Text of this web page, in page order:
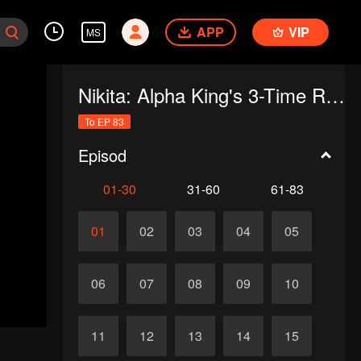
MS APP VIP
Nikita: Alpha King's 3-Time Rejected Mate
To EP 83
Episod
01-30 31-60 61-83
01 02 03 04 05
06 07 08 09 10
11 12 13 14 15